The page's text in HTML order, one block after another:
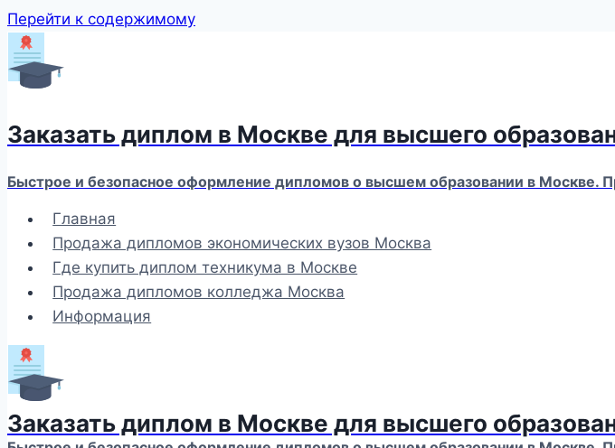
Перейти к содержимому
Заказать диплом в Москве для высшего
Быстрое и безопасное оформление дипломов о высшем образовании в Москве.
Главная
Продажа дипломов экономических вузов Москва
Где купить диплом техникума в Москве
Продажа дипломов колледжа Москва
Информация
Заказать диплом в Москве для высшего